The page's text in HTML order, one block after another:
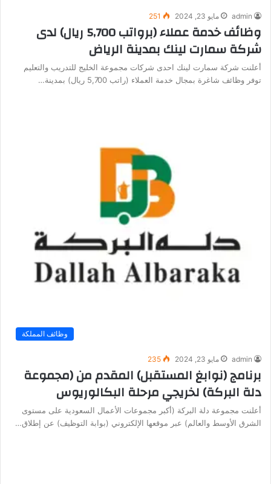
admin مايو 23, 2024 251
وظائف خدمة عملاء (برواتب 5,700 ريال) لدى
شركة سمارت لينك بمدينة الرياض
أعلنت شركة سمارت لينك احدى شركات مجموعة الخليج للتدريب والتعليم
توفر وظائف شاغرة بمجال خدمة العملاء (راتب 5,700 ريال) بمدينة…
وظائف المملكة
admin مايو 23, 2024 235
برنامج (نوابغ المستقبل) المقدم من (مجموعة
دلة البركة) لخريجي مرحلة البكالوريوس
أعلنت مجموعة دلة البركة (أكبر مجموعات الأعمال السعودية على مستوى
الشرق الأوسط والعالم) عبر موقعها الإلكتروني (بوابة التوظيف) عن إطلاق…